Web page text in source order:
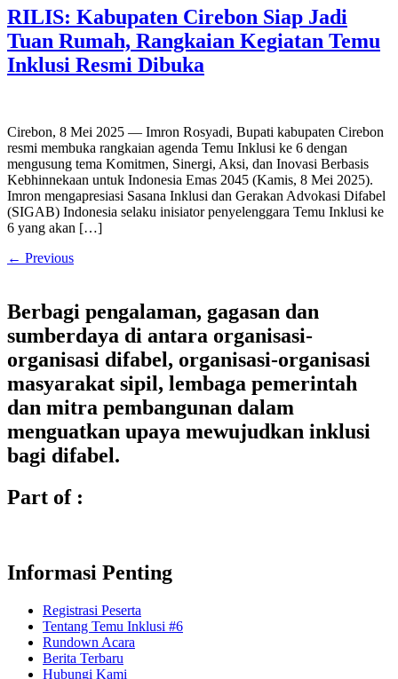
RILIS: Kabupaten Cirebon Siap Jadi
Tuan Rumah, Rangkaian Kegiatan Temu
Inklusi Resmi Dibuka
Cirebon, 8 Mei 2025 — Imron Rosyadi, Bupati kabupaten Cirebon
resmi membuka rangkaian agenda Temu Inklusi ke 6 dengan
mengusung tema Komitmen, Sinergi, Aksi, dan Inovasi Berbasis
Kebhinnekaan untuk Indonesia Emas 2045 (Kamis, 8 Mei 2025).
Imron mengapresiasi Sasana Inklusi dan Gerakan Advokasi Difabel
(SIGAB) Indonesia selaku inisiator penyelenggara Temu Inklusi ke
6 yang akan […]
← Previous
Berbagi pengalaman, gagasan dan
sumberdaya di antara organisasi-
organisasi difabel, organisasi-organisasi
masyarakat sipil, lembaga pemerintah
dan mitra pembangunan dalam
menguatkan upaya mewujudkan inklusi
bagi difabel.
Part of :
Informasi Penting
Registrasi Peserta
Tentang Temu Inklusi #6
Rundown Acara
Berita Terbaru
Hubungi Kami